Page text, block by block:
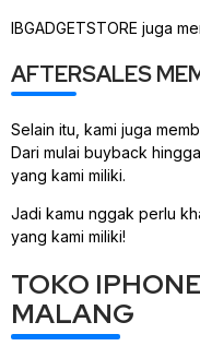
IBGADGETSTORE juga
AFTERSALES
Selain itu, kami juga
Dari mulai buyback
yang kami miliki.
Jadi kamu nggak perlu
yang kami miliki!
TOKO
MALANG